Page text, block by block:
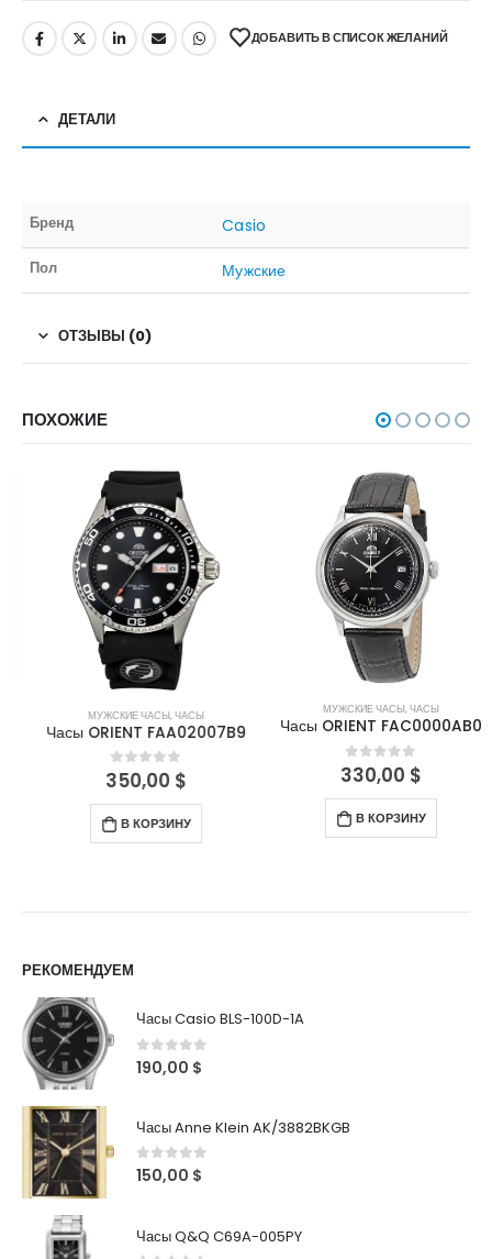
ДОБАВИТЬ В СПИСОК ЖЕЛАНИЙ
ДЕТАЛИ
Бренд Casio
Пол Мужские
ОТЗЫВЫ (0)
ПОХОЖИЕ
МУЖСКИЕ ЧАСЫ,ЧАСЫ
Часы ORIENT FAA02007B9
out of 5
350,00$
В КОРЗИНУ
МУЖСКИЕ ЧАСЫ,ЧАСЫ
Часы ORIENT FAC0000AB0
out of 5
330,00$
В КОРЗИНУ
РЕКОМЕНДУЕМ
Часы Casio BLS-100D-1A
0out of 5
190,00 $
Часы Anne Klein AK/3882BKGB
0out of 5
150,00 $
Часы Q&Q C69A-005PY